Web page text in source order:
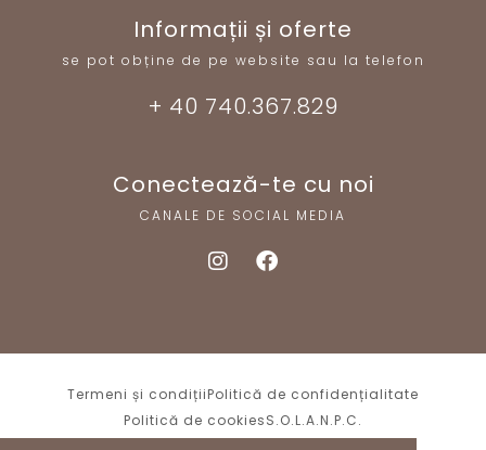
Informații și oferte
se pot obține de pe website sau la telefon
+ 40 740.367.829
Conectează-te cu noi
CANALE DE SOCIAL MEDIA
Termeni și condițiiPolitică de confidențialitate
Politică de cookiesS.O.L.A.N.P.C.